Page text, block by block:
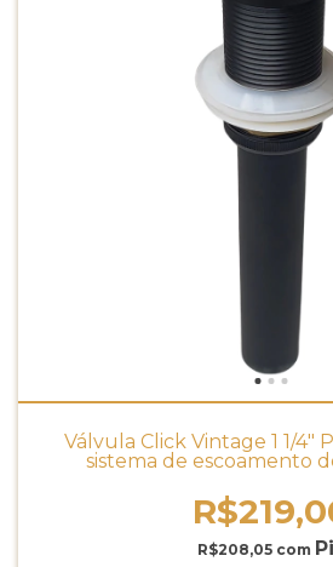
Válvula Click Vintage 1 1/4"
sistema de escoamento
R$208,05 com